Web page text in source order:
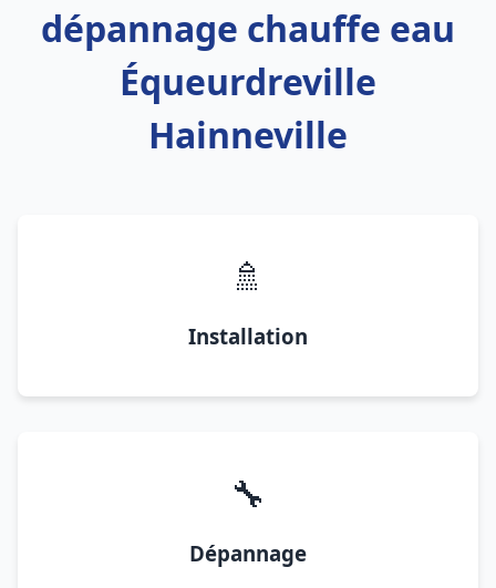
dépannage chauffe eau
Équeurdreville
Hainneville
🚿
Installation
🔧
Dépannage